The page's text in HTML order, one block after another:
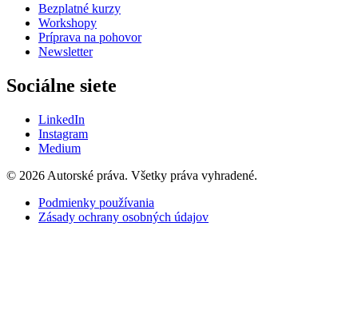
Bezplatné kurzy
Workshopy
Príprava na pohovor
Newsletter
Sociálne siete
LinkedIn
Instagram
Medium
© 2026 Autorské práva. Všetky práva vyhradené.
Podmienky používania
Zásady ochrany osobných údajov